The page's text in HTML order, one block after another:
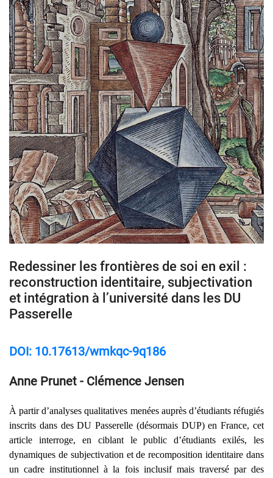
Redessiner les frontières de soi en exil :
reconstruction identitaire, subjectivation
et intégration à l’université dans les DU
Passerelle
DOI: 10.17613/wmkqc-9q186
Anne Prunet - Clémence Jensen
À partir d’analyses qualitatives menées auprès d’étudiants réfugiés
inscrits dans des DU Passerelle (désormais DUP) en France, cet
article interroge, en ciblant le public d’étudiants exilés, les
dynamiques de subjectivation et de recomposition identitaire dans
un cadre institutionnel à la fois inclusif mais traversé par des